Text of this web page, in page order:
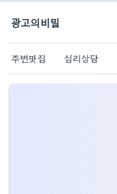
광고의비밀
주변맛집 심리상담